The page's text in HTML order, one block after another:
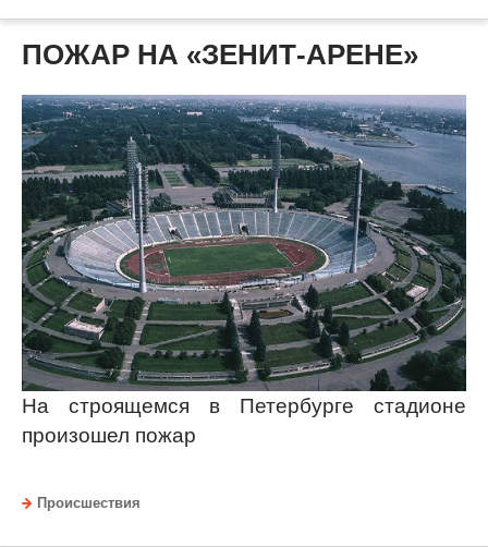
ПОЖАР НА «ЗЕНИТ-АРЕНЕ»
На строящемся в Петербурге стадионе
произошел пожар
Происшествия